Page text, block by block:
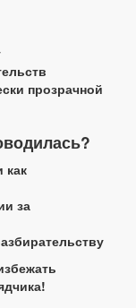
прозрачной
как
за